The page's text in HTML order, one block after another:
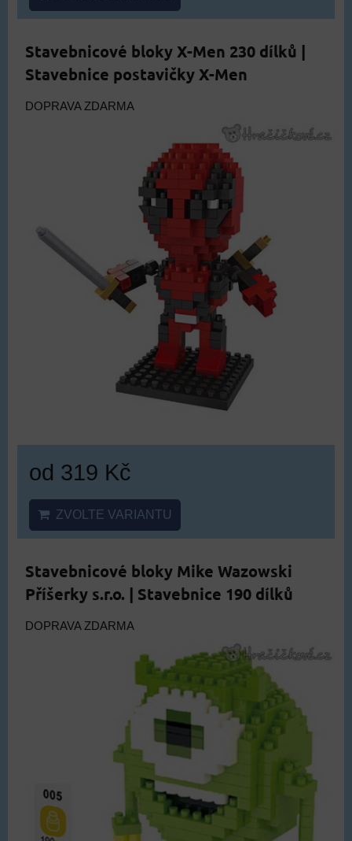
Stavebnicové bloky X-Men 230 dílků |
Stavebnice postavičky X-Men
DOPRAVA ZDARMA
od 319 Kč
ZVOLTE VARIANTU
Stavebnicové bloky Mike Wazowski
Příšerky s.r.o. | Stavebnice 190 dílků
DOPRAVA ZDARMA